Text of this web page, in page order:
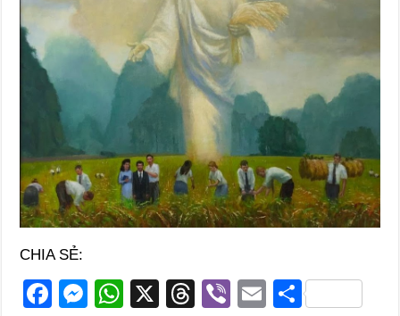
CHIA SẺ:
F
M W X
T
Vi E S